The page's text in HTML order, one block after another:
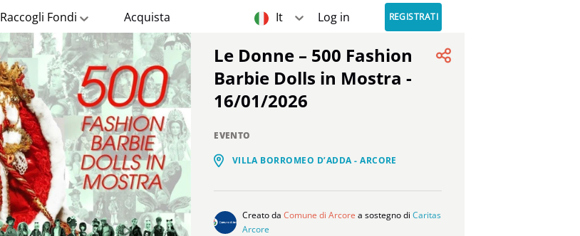
Raccogli Fondi Acquista It Log in REGISTRATI
Le Donne – 500 Fashion
Barbie Dolls in Mostra -
16/01/2026
EVENTO
VILLA BORROMEO D’ADDA - ARCORE
Creato daComune di Arcore a sostegno diCaritas
Arcore